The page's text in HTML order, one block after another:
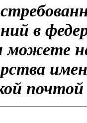
в
почтой